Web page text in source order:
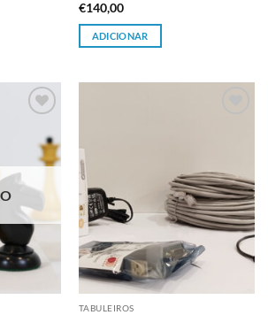
€140,00
ADICIONAR
à lista de
desejos
TABULEIROS